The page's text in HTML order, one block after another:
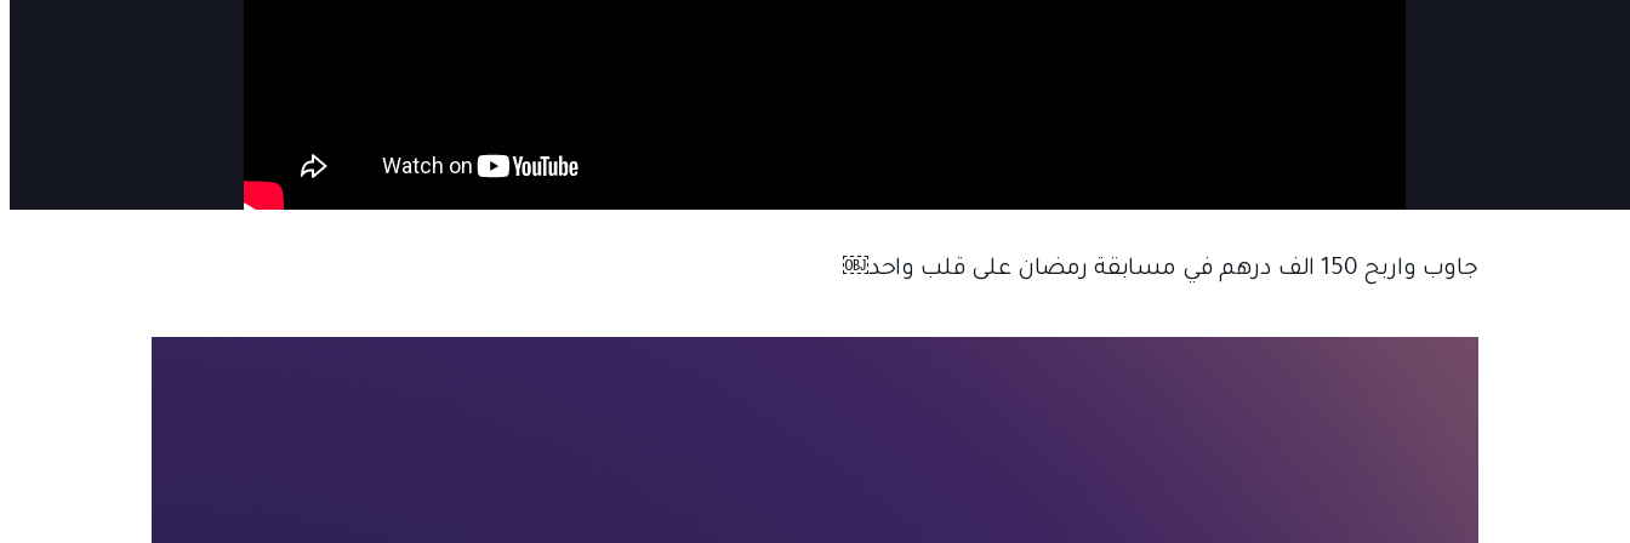
جاوب واربح 150 الف درهم في مسابقة رمضان على قلب واحد￼